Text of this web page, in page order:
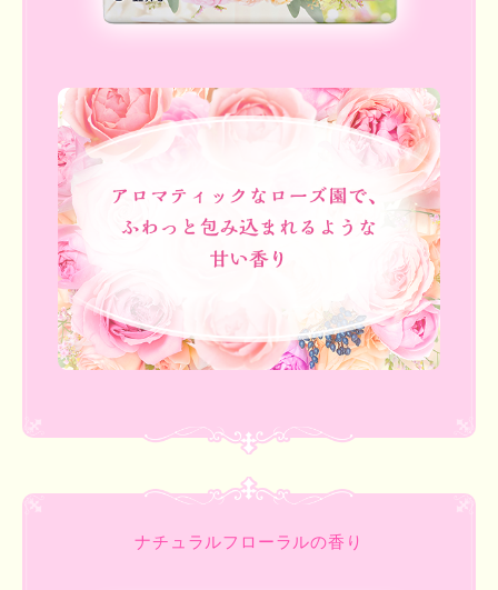
ナチュラルフローラルの香り